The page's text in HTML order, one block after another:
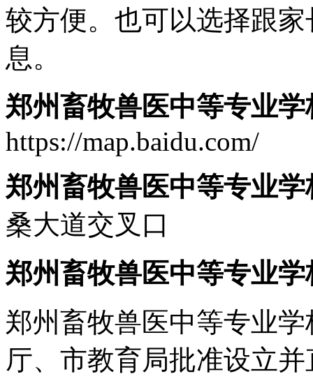
较方便。也可以选择跟
息。
郑州畜牧兽医中等专业
https://map.baidu.com/
郑州畜牧兽医中等专业学
桑大道交叉口
郑州畜牧兽医中等专业学
郑州畜牧兽医中等专业
厅、市教育局批准设立